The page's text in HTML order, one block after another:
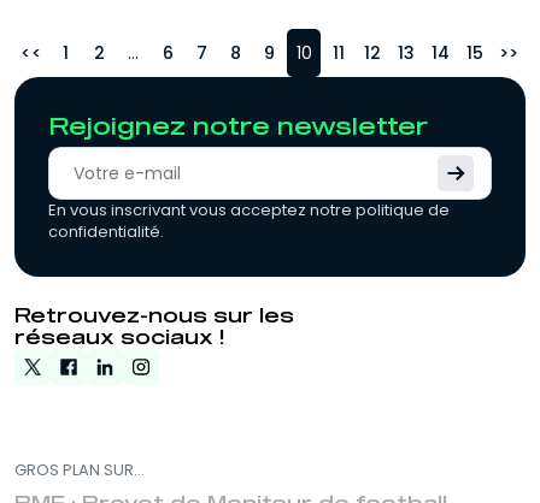
< 1 2 ... 6 7 8 9 10 11 12 13 14 15 >
Rejoignez notre newsletter
En vous inscrivant vous acceptez notre politique de
confidentialité.
Retrouvez-nous sur les
réseaux sociaux !
GROS PLAN SUR...